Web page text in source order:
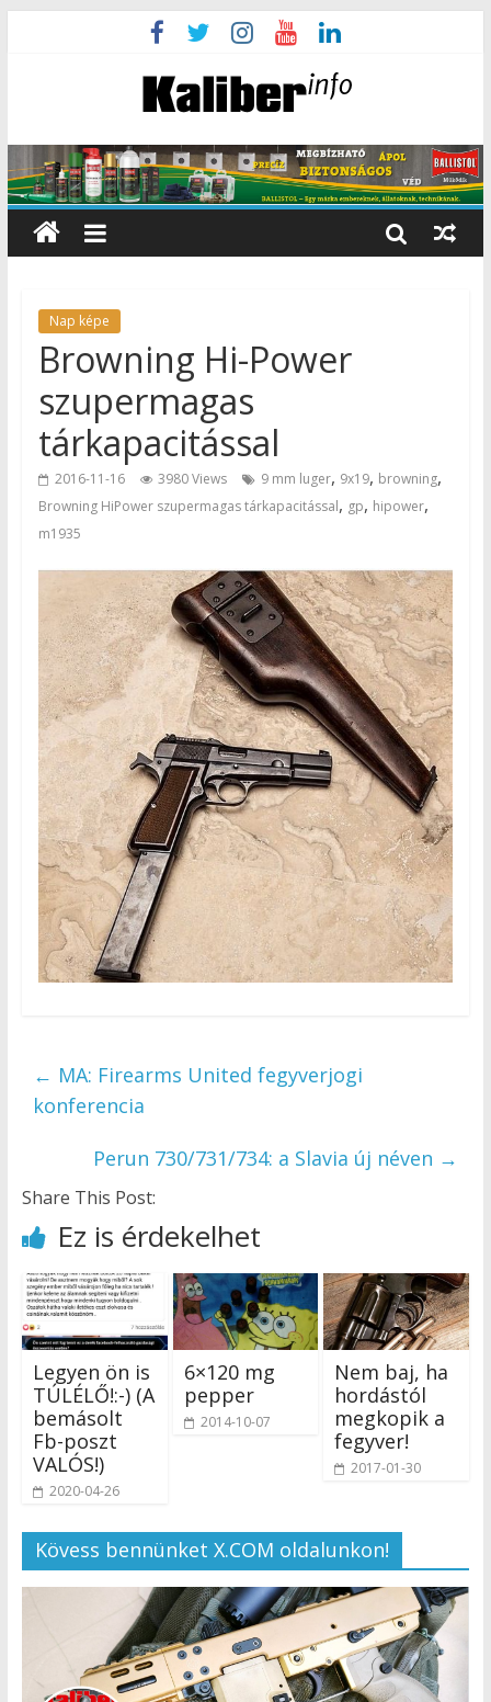
Nap képe
Browning Hi-Power
szupermagas
tárkapacitással
2016-11-16 3980 Views 9 mm luger, 9x19, browning,
Browning HiPower szupermagas tárkapacitással, gp, hipower,
m1935
← MA: Firearms United fegyverjogi
konferencia
Perun 730/731/734: a Slavia új néven →
Share This Post:
Ez is érdekelhet
Legyen ön is
TÚLÉLŐ!:-) (A
bemásolt
Fb-poszt
VALÓS!)
2020-04-26
6×120 mg
pepper
2014-10-07
Nem baj, ha
hordástól
megkopik a
fegyver!
2017-01-30
Kövess bennünket X.COM oldalunkon!